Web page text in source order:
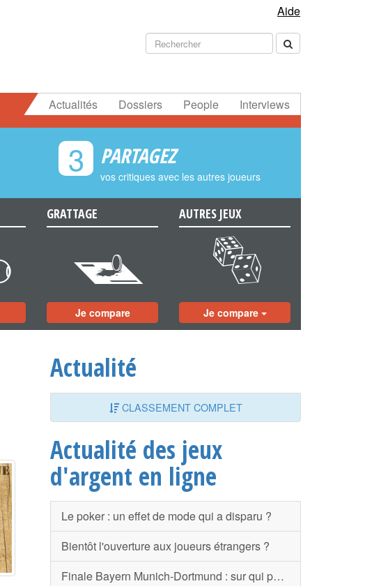
Aide
Actualités Dossiers People Interviews
3 PARTAGEZ
vos critiques avec les autres joueurs
GRATTAGE
e
Je compare
AUTRES JEUX
f
Je compare
Actualité
CLASSEMENT COMPLET
Actualité des jeux
d'argent en ligne
Le poker : un effet de mode qui a disparu ?
Bientôt l'ouverture aux joueurs étrangers ?
Finale Bayern Munich-Dortmund : sur qui parier ?